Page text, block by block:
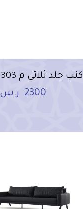
كنب جلد ثلاثي م HC-303أسود
2300 ر.س